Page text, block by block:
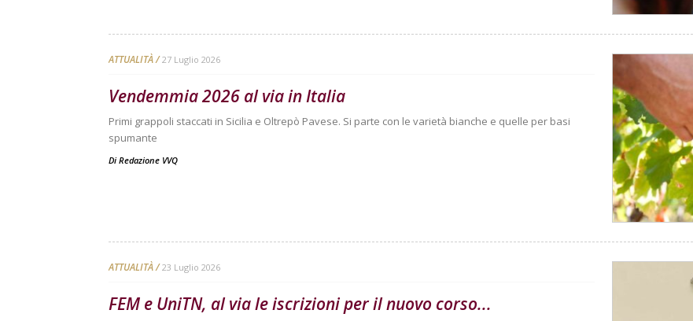
ATTUALITÀ 27 Luglio 2026
Vendemmia 2026 al via in Italia
Primi grappoli staccati in Sicilia e Oltrepò Pavese. Si parte con le varietà bianche e quelle per basi
spumante
Di Redazione VVQ
ATTUALITÀ 23 Luglio 2026
FEM e UniTN, al via le iscrizioni per il nuovo corso...